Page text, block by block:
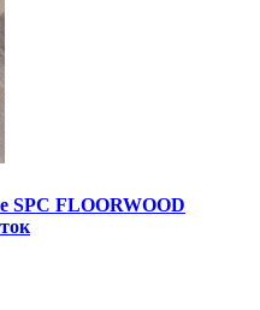
SPC FLOORWOOD